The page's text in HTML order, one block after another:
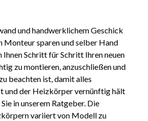
und handwerklichem Geschick
Monteur sparen und selber Hand
Ihnen Schritt für Schritt Ihren neuen
zu montieren, anzuschließen und
beachten ist, damit alles
und der Heizkörper vernünftig hält
in unserem Ratgeber. Die
variiert von Modell zu